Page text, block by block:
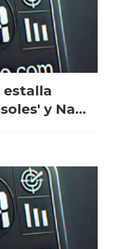
estalla
y Na...